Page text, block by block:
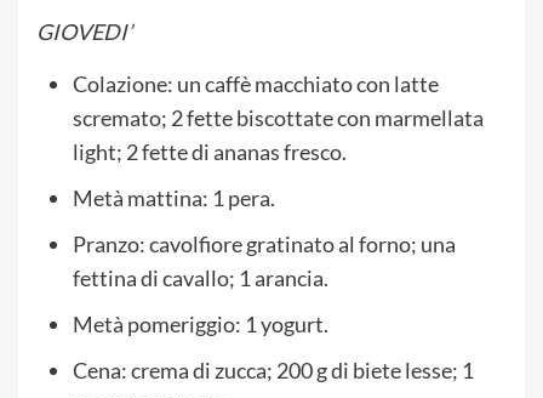
GIOVEDI’
Colazione: un caffè macchiato con latte
scremato; 2 fette biscottate con marmellata
light; 2 fette di ananas fresco.
Metà mattina: 1 pera.
Pranzo: cavolfiore gratinato al forno; una
fettina di cavallo; 1 arancia.
Metà pomeriggio: 1 yogurt.
Cena: crema di zucca; 200 g di biete lesse; 1